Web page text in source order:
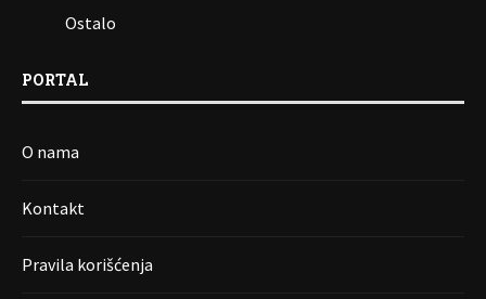
Ostalo
PORTAL
O nama
Kontakt
Pravila korišćenja